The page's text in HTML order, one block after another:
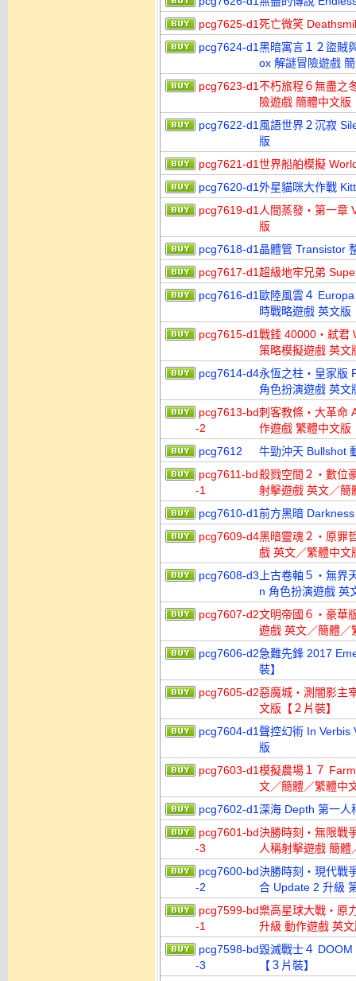
pcg7625-d1死亡微笑
pcg7624-d1黑暗寓言１２盜賊
ox 解謎冒險遊戲
pcg7623-d1不朽旅程６無盡之
險遊戲 簡體中文版
pcg7622-d1 風語世界２沉寂
版
pcg7621-d1世界船舶模擬
pcg7620-d1外星貓咪大作戰
pcg7619-d1 人間蒸發‧第一章
版
pcg7618-d1 晶體管 Transistor
pcg7617-d1超級地牢兄弟
pcg7616-d1歐陸風雲４
時戰略遊戲 英文版
pcg7615-d1 戰錘 40000‧弒君
策略模擬遊戲 英文
pcg7614-d4永恆之柱‧皇家版
角色扮演遊戲 英文
pcg7613-bd
-2
刺客教條‧大革命
作遊戲 繁體中文版
pcg7612
牛勁沖天 Bullshot
pcg7611-bd
-1
殺戮空間２‧數位
射擊遊戲 英文／簡
pcg7610-d1前方黑暗
pcg7609-d4黑暗靈魂２‧原罪
戲 英文／繁體中文
pcg7608-d3 上古卷軸５‧無界
n 角色扮演遊戲 英
pcg7607-d2文明帝國６‧豪華
遊戲 英文／簡體／
pcg7606-d2急難先鋒 2017
裝】
pcg7605-d2惡魔城‧測闇影主
文版【２片裝】
pcg7604-d1聲控幻術 In Verbis
版
pcg7603-d1模擬農場１７
文／簡體／繁體中
pcg7602-d1深海 Depth 第一人
pcg7601-bd
-3
決勝時刻‧無限戰
人稱射擊遊戲 簡
pcg7600-bd
-2
決勝時刻‧現代戰
合 Update 2 升級
pcg7599-bd
-1
樂高星球大戰‧原
升級 動作遊戲 英
pcg7598-bd
-3
毀滅戰士４
【３片裝】